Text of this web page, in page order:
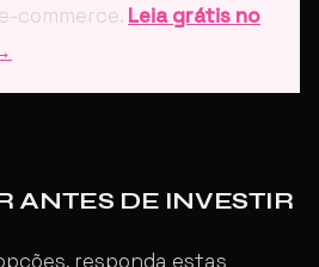
commerce. Leia grátis no
ANTES DE INVESTIR
responda estas